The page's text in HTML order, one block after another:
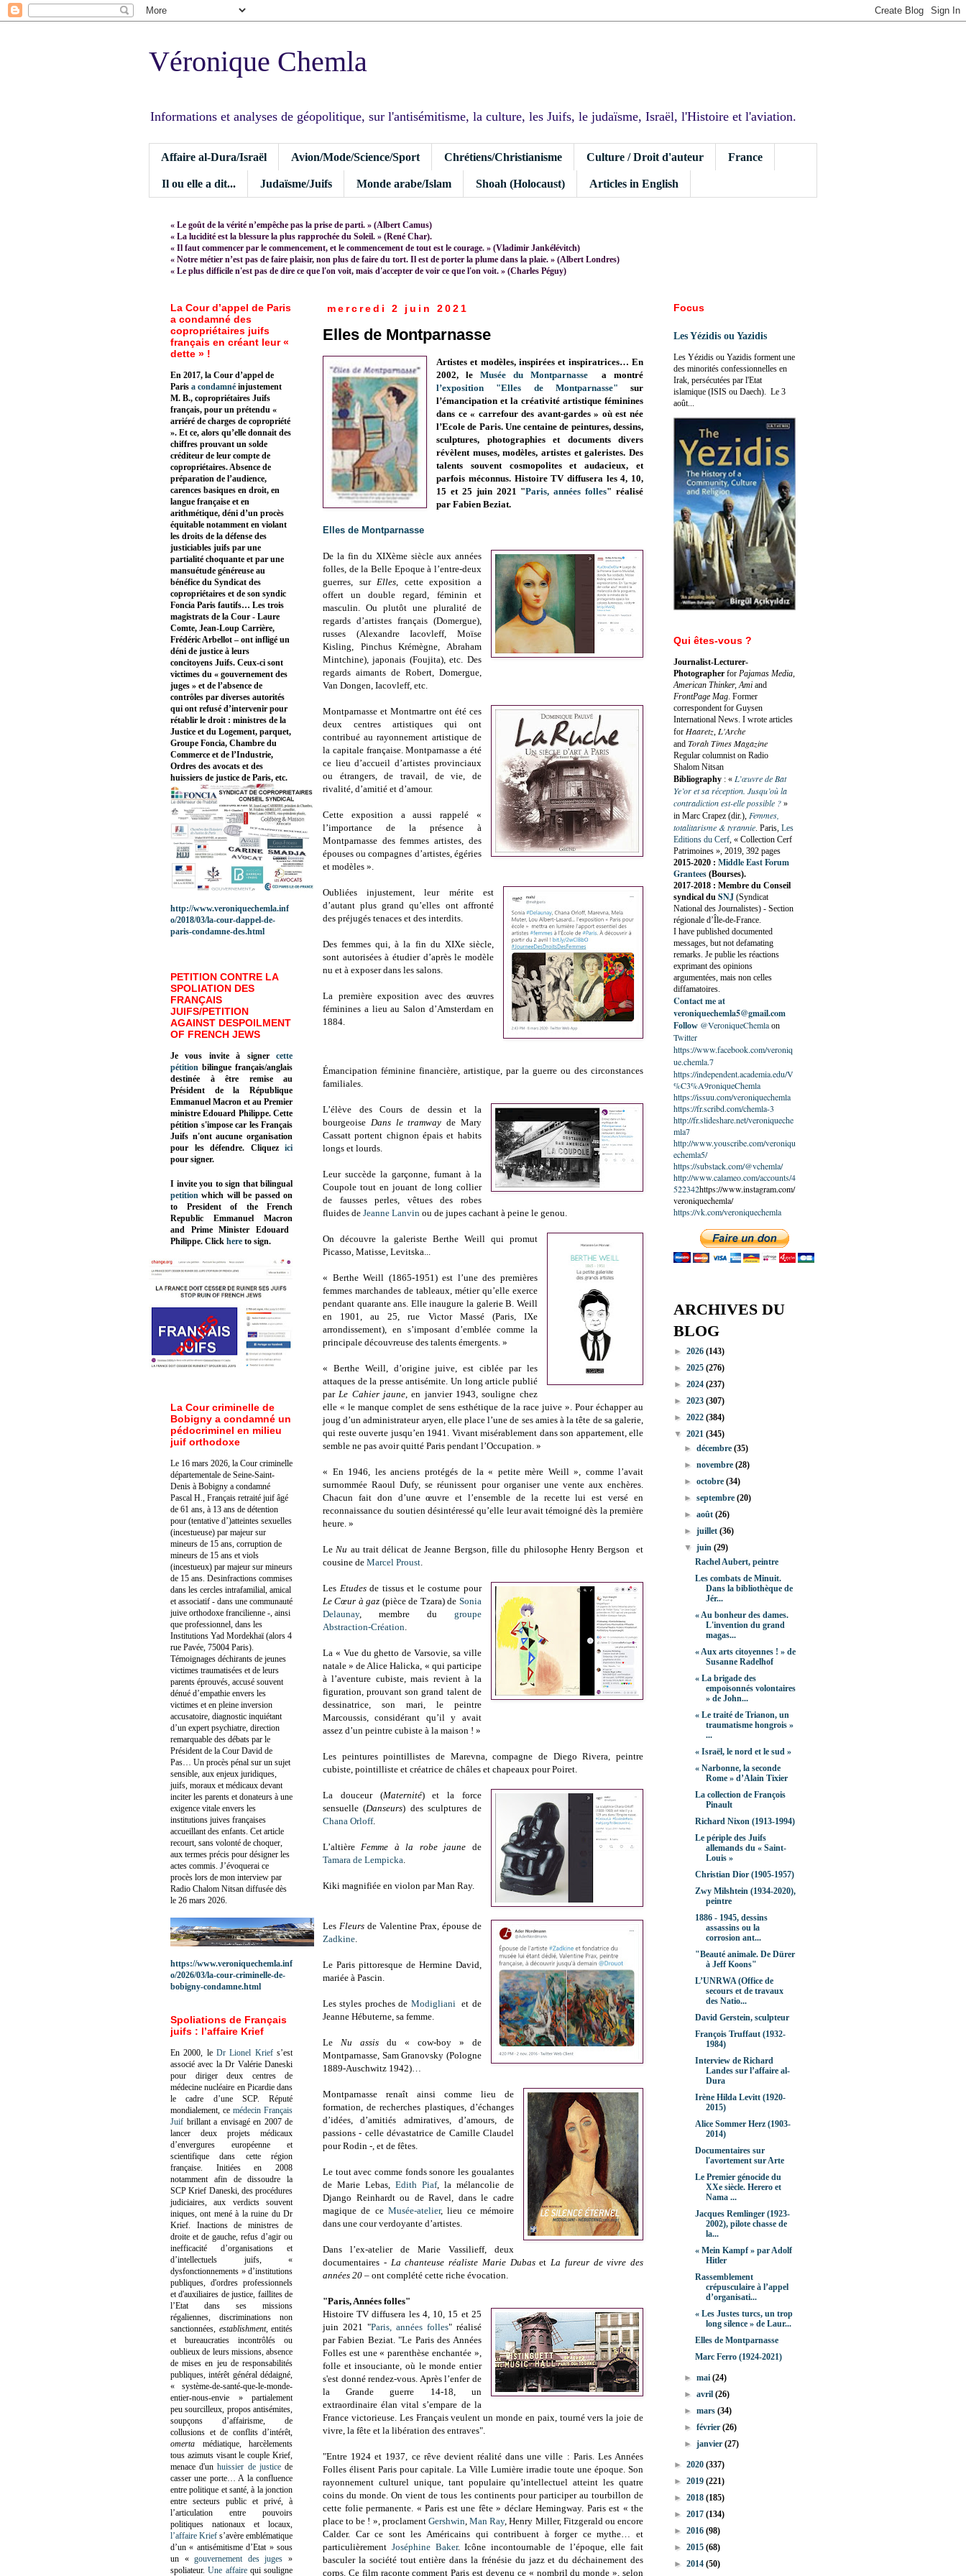
Véronique Chemla
Informations et analyses de géopolitique, sur l'antisémitisme, la culture, les Juifs, le judaïsme, Israël, l'Histoire et l'aviation.
Affaire al-Dura/Israël Avion/Mode/Science/Sport Chrétiens/Christianisme Culture / Droit d'auteur France
Il ou elle a dit... Judaïsme/Juifs Monde arabe/Islam Shoah (Holocaust) Articles in English
« Le goût de la vérité n’empêche pas la prise de parti. » (Albert Camus)
« La lucidité est la blessure la plus rapprochée du Soleil. » (René Char).
« Il faut commencer par le commencement, et le commencement de tout est le courage. » (Vladimir Jankélévitch)
« Notre métier n’est pas de faire plaisir, non plus de faire du tort. Il est de porter la plume dans la plaie. » (Albert Londres)
« Le plus difficile n'est pas de dire ce que l'on voit, mais d'accepter de voir ce que l'on voit. » (Charles Péguy)
mercredi 2 juin 2021
Elles de Montparnasse
Artistes et modèles, inspirées et inspiratrices… En
2002, le Musée du Montparnassea montré
l’exposition "Elles de Montparnasse" sur
l’émancipation et la créativité artistique féminines
dans ce « carrefour des avant-gardes » où est née
l’Ecole de Paris. Une centaine de peintures, dessins,
sculptures, photographies et documents divers
révèlent muses, modèles, artistes et galeristes. Des
talents souvent cosmopolites et audacieux, et
parfois méconnus. Histoire TV diffusera les 4, 10,
15 et 25 juin 2021 "Paris, années folles" réalisé
par Fabien Beziat.
Elles de Montparnasse
De la fin du XIXème siècle aux années
folles, de la Belle Epoque à l’entre-deux
guerres, surElles, cette exposition a
offert un double regard, féminin et
masculin. Ou plutôt une pluralité de
regards d’artistes français (Domergue),
russes (Alexandre Iacovleff, Moïse
Kisling, Pinchus Krémègne, Abraham
Mintchine), japonais (Foujita), etc. Des
regards aimants de Robert, Domergue,
Van Dongen, Iacovleff, etc.
Montparnasse et Montmartre ont été ces
deux centres artistiques qui ont
contribué au rayonnement artistique de
la capitale française. Montparnasse a été
ce lieu d’accueil d’artistes provinciaux
ou étrangers, de travail, de vie, de
rivalité, d’amitié et d’amour.
Cette exposition a aussi rappelé «
l’importance de la présence à
Montparnasse des femmes artistes, des
épouses ou compagnes d’artistes, égéries
et modèles ».
Oubliées injustement, leur mérite est
d’autant plus grand qu’elles ont affronté
des préjugés tenaces et des interdits.
Des femmes qui, à la fin du XIXe siècle,
sont autorisées à étudier d’après le modèle
nu et à exposer dans les salons.
La première exposition avec des œuvres
féminines a lieu au Salon d’Amsterdam en
1884.
Émancipation féminine financière, artistique, par la guerre ou des circonstances
familiales.
L’élève des Cours de dessin et la
bourgeoise Dans le tramway de Mary
Cassatt portent chignon épais et habits
longs et lourds.
Leur succède la garçonne, fumant à la
Coupole tout en jouant de long collier
de fausses perles, vêtues des robes
fluides de Jeanne Lanvin ou de jupes cachant à peine le genou.
On découvre la galeriste Berthe Weill qui promut
Picasso, Matisse, Levitska...
« Berthe Weill (1865-1951) est l’une des premières
femmes marchandes de tableaux, métier qu’elle exerce
pendant quarante ans. Elle inaugure la galerie B. Weill
en 1901, au 25, rue Victor Massé (Paris, IXe
arrondissement), en s’imposant d’emblée comme la
principale découvreuse des talents émergents. »
« Berthe Weill, d’origine juive, est ciblée par les
attaques de la presse antisémite. Un long article publié
parLe Cahier jaune, en janvier 1943, souligne chez
elle « le manque complet de sens esthétique de la race juive ». Pour échapper au
joug d’un administrateur aryen, elle place l’une de ses amies à la tête de sa galerie,
qui reste ouverte jusqu’en 1941. Vivant misérablement dans son appartement, elle
semble ne pas avoir quitté Paris pendant l’Occupation. »
« En 1946, les anciens protégés de la « petite mère Weill », comme l’avait
surnommée Raoul Dufy, se réunissent pour organiser une vente aux enchères.
Chacun fait don d’une œuvre et l’ensemble de la recette lui est versé en
reconnaissance du soutien désintéressé qu’elle leur avait témoigné dès la première
heure. »
LeNu au trait délicat de Jeanne Bergson, fille du philosophe Henry Bergson et
cousine de Marcel Proust.
Les Etudesde tissus et le costume pour
Le Cœur à gaz (pièce de Tzara) de Sonia
Delaunay, membre du groupe
Abstraction-Création.
La « Vue du ghetto de Varsovie, sa ville
natale » de Alice Halicka, « qui participe
à l’aventure cubiste, mais revient à la
figuration, prouvant son grand talent de
dessinatrice, son mari, le peintre
Marcoussis, considérant qu’il y avait
assez d’un peintre cubiste à la maison ! »
Les peintures pointillistes de Marevna, compagne de Diego Rivera, peintre
cubiste, pointilliste et créatrice de châles et chapeaux pour Poiret.
La douceur (Maternité) et la force
sensuelle (Danseurs) des sculptures de
Chana Orloff.
L’altièreFemme à la robe jaune de
Tamara de Lempicka.
Kiki magnifiée en violon par Man Ray.
Les Fleursde Valentine Prax, épouse de
Zadkine.
Le Paris pittoresque de Hermine David,
mariée à Pascin.
Les styles proches de Modiglianiet de
Jeanne Hébuterne, sa femme.
Le Nu assisdu « cow-boy » de
Montparnasse, Sam Granovsky (Pologne
1889-Auschwitz 1942)…
Montparnasse renaît ainsi comme lieu de
formation, de recherches plastiques, d’échanges
d’idées, d’amitiés admiratives, d’amours, de
passions - celle dévastatrice de Camille Claudel
pour Rodin -, et de fêtes.
Le tout avec comme fonds sonore les goualantes
de Marie Lebas, Edith Piaf, la mélancolie de
Django Reinhardt ou de Ravel, dans le cadre
magique de ce Musée-atelier, lieu ce mémoire
dans une cour verdoyante d’artistes.
Dans l’ex-atelier de Marie Vassilieff, deux
documentaires - La chanteuse réaliste Marie Dubaset La fureur de vivre des
années 20 – ont complété cette riche évocation.
"Paris, Années folles"
Histoire TV diffusera les 4, 10, 15 et 25
juin 2021 "Paris, années folles" réalisé
par Fabien Beziat. "Le Paris des Années
Folles est une « parenthèse enchantée »,
folle et insouciante, où le monde entier
s'est donné rendez-vous. Après l’enfer de
la Grande guerre 14-18, un
extraordinaire élan vital s’empare de la
France victorieuse. Les Français veulent un monde en paix, tourné vers la joie de
vivre, la fête et la libération des entraves".
"Entre 1924 et 1937, ce rêve devient réalité dans une ville : Paris. Les Années
Folles élisent Paris pour capitale. La Ville Lumière irradie toute une époque. Son
rayonnement culturel unique, tant populaire qu’intellectuel atteint les quatre
coins du monde. On vient de tous les continents pour participer au tourbillon de
cette folie permanente. « Paris est une fête » déclare Hemingway. Paris est « the
place to be ! », proclament Gershwin,Man Ray, Henry Miller, Fitzgerald ou encore
Calder. Car ce sont les Américains qui contribuent à forger ce mythe… et
particulièrement Joséphine Baker. Icône incontournable de l’époque, elle fait
basculer la société tout entière dans la frénésie du jazz et du déchainement des
corps. Ce film raconte comment Paris est devenu ce « nombril du monde », selon
La Cour d’appel de Paris
a condamné des
copropriétaires juifs
français en créant leur «
dette » !
En 2017, la Cour d’appel de
Paris a condamné injustement
M. B., copropriétaires Juifs
français, pour un prétendu «
arriéré de charges de copropriété
». Et ce, alors qu’elle donnait des
chiffres prouvant un solde
créditeur de leur compte de
copropriétaires. Absence de
préparation de l’audience,
carences basiques en droit, en
langue française et en
arithmétique, déni d’un procès
équitable notamment en violant
les droits de la défense des
justiciables juifs par une
partialité choquante et par une
mansuétude généreuse au
bénéfice du Syndicat des
copropriétaires et de son syndic
Foncia Paris fautifs… Les trois
magistrats de la Cour - Laure
Comte, Jean-Loup Carrière,
Frédéric Arbellot – ont infligé un
déni de justice à leurs
concitoyens Juifs. Ceux-ci sont
victimes du « gouvernement des
juges » et de l’absence de
contrôles par diverses autorités
qui ont refusé d’intervenir pour
rétablir le droit : ministres de la
Justice et du Logement, parquet,
Groupe Foncia, Chambre du
Commerce et de l’Industrie,
Ordres des avocats et des
huissiers de justice de Paris, etc.
http://www.veroniquechemla.inf
o/2018/03/la-cour-dappel-de-
paris-condamne-des.html
PETITION CONTRE LA
SPOLIATION DES
FRANÇAIS
JUIFS/PETITION
AGAINST DESPOILMENT
OF FRENCH JEWS
Je vous invite à signer cette
pétition bilingue français/anglais
destinée à être remise au
Président de la République
Emmanuel Macron et au Premier
ministre Edouard Philippe. Cette
pétition s'impose car les Français
Juifs n'ont aucune organisation
pour les défendre. Cliquez
ici
pour signer.
I invite you to sign that bilingual
petition which will be passed on
to President of the French
Republic Emmanuel Macron
and Prime Minister Edouard
Philippe. Click here to sign.
La Cour criminelle de
Bobigny a condamné un
pédocriminel en milieu
juif orthodoxe
Le 16 mars 2026, la Cour criminelle
départementale de Seine-Saint-
Denis à Bobigny a condamné
Pascal H., Français retraité juif âgé
de 61 ans, à 13 ans de détention
pour (tentative d’)atteintes sexuelles
(incestueuse) par majeur sur
mineurs de 15 ans, corruption de
mineurs de 15 ans et viols
(incestueux) par majeur sur mineurs
de 15 ans. Desinfractions commises
dans les cercles intrafamilial, amical
et associatif - dans une communauté
juive orthodoxe francilienne -, ainsi
que professionnel, dans les
Institutions Yad Mordekhaï (alors 4
rue Pavée, 75004 Paris).
Témoignages déchirants de jeunes
victimes traumatisées et de leurs
parents éprouvés, accusé souvent
dénué d’empathie envers les
victimes et en pleine inversion
accusatoire, diagnostic inquiétant
d’un expert psychiatre, direction
remarquable des débats par le
Président de la Cour David de
Pas… Un procès pénal sur un sujet
sensible, aux enjeux juridiques,
juifs, moraux et médicaux devant
inciter les parents et donateurs à une
exigence vitale envers les
institutions juives françaises
accueillant des enfants. Cet article
recourt, sans volonté de choquer,
aux termes précis pour désigner les
actes commis. J’évoquerai ce
procès lors de mon interview par
Radio Chalom Nitsan diffusée dès
le 26 mars 2026.
https://www.veroniquechemla.inf
o/2026/03/la-cour-criminelle-de-
bobigny-condamne.html
Spoliations de Français
juifs : l’affaire Krief
En 2000, le Dr Lionel Kriefs’est
associé avec la Dr Valérie Daneski
pour diriger deux centres de
médecine nucléaire en Picardie dans
le cadre d’une SCP. Réputé
mondialement, ce médecin Français
Juif brillant a envisagé en 2007 de
lancer deux projets médicaux
d’envergures européenne et
scientifique dans cette région
française. Initiées en 2008
notamment afin de dissoudre la
SCP Krief Daneski, des procédures
judiciaires, aux verdicts souvent
iniques, ont mené à la ruine du Dr
Krief. Inactions de ministres de
droite et de gauche, refus d’agir ou
inefficacité d’organisations et
d’intellectuels juifs, «
dysfonctionnements » d’institutions
publiques, d'ordres professionnels
et d'auxiliaires de justice, faillites de
l’Etat dans ses missions
régaliennes, discriminations non
sanctionnées, establishment, entités
et bureaucraties incontrôlés ou
oublieux de leurs missions, absence
de mises en jeu de responsabilités
publiques, intérêt général dédaigné,
« système-de-santé-que-le-monde-
entier-nous-envie » partialement
peu sourcilleux, propos antisémites,
soupçons d’affairisme, de
collusions et de conflits d’intérêt,
omerta médiatique, harcèlements
tous azimuts visant le couple Krief,
menace d'unhuissier de justicede
casser une porte… A la confluence
entre politique et santé, à la jonction
entre secteurs public et privé, à
l’articulation entre pouvoirs
politiques nationaux et locaux,
l’affaire Krief s’avère emblématique
d’un « antisémitisme d’Etat » sous
un «gouvernement des juges »
spoliateur.Une affairequi souligne
Focus
Les Yézidis ou Yazidis
Les Yézidis ou Yazidis forment une
des minorités confessionnelles en
Irak, persécutées par l'Etat
islamique (ISIS ou Daech). Le 3
août...
Qui êtes-vous ?
Journalist-Lecturer-
Photographer for Pajamas Media,
American Thinker, Ami and
FrontPage Mag. Former
correspondent for Guysen
International News. I wrote articles
for Haaretz, L'Arche
and Torah Times Magazine
Regular columnist on Radio
Shalom Nitsan
Bibliography : « L’œuvre de Bat
Ye’or et sa réception. Jusqu’où la
contradiction est-elle possible ? »
in Marc Crapez (dir.), Femmes,
totalitarisme & tyrannie. Paris, Les
Editions du Cerf, « Collection Cerf
Patrimoines », 2019, 392 pages
2015-2020 : Middle East Forum
Grantees (Bourses).
2017-2018 : Membre du Conseil
syndical du SNJ (Syndicat
National des Journalistes) - Section
régionale d’Île-de-France.
I have published documented
messages, but not defamating
remarks. Je publie les réactions
exprimant des opinions
argumentées, mais non celles
diffamatoires.
Contact me at
veroniquechemla5@gmail.com
Follow @VeroniqueChemlaon
Twitter
https://www.facebook.com/veroniq
ue.chemla.7
https://independent.academia.edu/V
%C3%A9roniqueChemla
https://issuu.com/veroniquechemla
https://fr.scribd.com/chemla-3
http://fr.slideshare.net/veroniqueche
mla7
http://www.youscribe.com/veroniqu
echemla5/
https://substack.com/@vchemla/
http://www.calameo.com/accounts/4
522342https://www.instagram.com/
veroniquechemla/
https://vk.com/veroniquechemla
ARCHIVES DU
BLOG
► 2026 (143)
► 2025 (276)
► 2024 (237)
► 2023 (307)
► 2022 (384)
▼ 2021 (345)
►décembre(35)
►novembre(28)
►octobre(34)
►septembre(20)
►août(26)
►juillet(36)
▼juin(29)
Rachel Aubert, peintre
Les combats de Minuit.
Dans la bibliothèque de
Jér...
« Au bonheur des dames.
L'invention du grand
magas...
« Aux arts citoyennes ! » de
Susanne Radelhof
« La brigade des
empoisonnés volontaires
» de John...
« Le traité de Trianon, un
traumatisme hongrois »
...
« Israël, le nord et le sud »
« Narbonne, la seconde
Rome » d’Alain Tixier
La collection de François
Pinault
Richard Nixon (1913-1994)
Le périple des Juifs
allemands du « Saint-
Louis »
Christian Dior (1905-1957)
Zwy Milshtein (1934-2020),
peintre
1886 - 1945, dessins
assassins ou la
corrosion ant...
"Beauté animale. De Dürer
à Jeff Koons"
L’UNRWA (Office de
secours et de travaux
des Natio...
David Gerstein, sculpteur
François Truffaut (1932-
1984)
Interview de Richard
Landes sur l’affaire al-
Dura
Irène Hilda Levitt (1920-
2015)
Alice Sommer Herz (1903-
2014)
Documentaires sur
l'avortement sur Arte
Le Premier génocide du
XXe siècle. Herero et
Nama ...
Jacques Remlinger (1923-
2002), pilote chasse de
la...
« Mein Kampf » par Adolf
Hitler
Rassemblement
crépusculaire à l’appel
d’organisati...
« Les Justes turcs, un trop
long silence » de Laur...
Elles de Montparnasse
Marc Ferro (1924-2021)
►mai(24)
►avril(26)
►mars(34)
►février(26)
►janvier(27)
► 2020 (337)
► 2019 (221)
► 2018 (185)
► 2017 (134)
► 2016 (98)
► 2015 (68)
► 2014 (50)